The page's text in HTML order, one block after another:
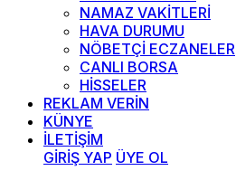
NAMAZ VAKİTLERİ
HAVA DURUMU
NÖBETÇİ ECZANELER
CANLI BORSA
HİSSELER
REKLAM VERİN
KÜNYE
İLETİŞİM
GİRİŞ YAP ÜYE OL